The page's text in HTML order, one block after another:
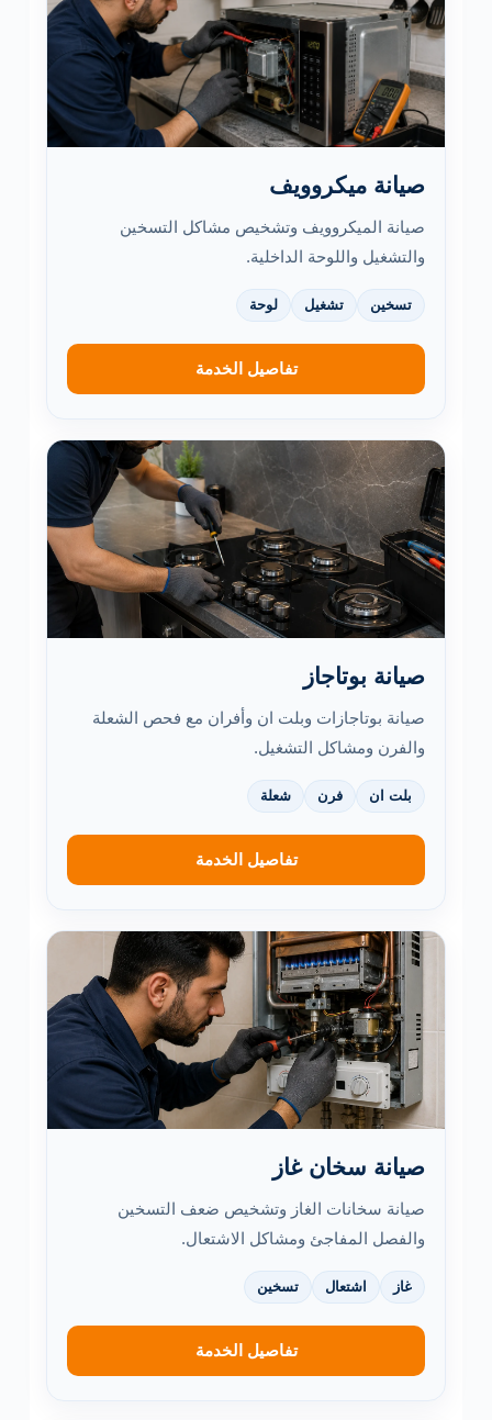
صيانة ميكروويف
صيانة الميكروويف وتشخيص مشاكل التسخين
والتشغيل واللوحة الداخلية.
تسخين تشغيل لوحة
تفاصيل الخدمة
صيانة بوتاجاز
صيانة بوتاجازات وبلت ان وأفران مع فحص الشعلة
والفرن ومشاكل التشغيل.
بلت ان فرن شعلة
تفاصيل الخدمة
صيانة سخان غاز
صيانة سخانات الغاز وتشخيص ضعف التسخين
والفصل المفاجئ ومشاكل الاشتعال.
غاز اشتعال تسخين
تفاصيل الخدمة